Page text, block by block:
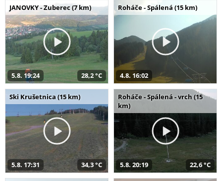
JANOVKY - Zuberec (7 km)
5.8. 19:24 28,2 °C
Roháče - Spálená (15 km)
4.8. 16:02
Ski Krušetnica (15 km)
5.8. 17:31 34,3 °C
Roháče - Spálená - vrch (15
km)
5.8. 20:19 22,6 °C